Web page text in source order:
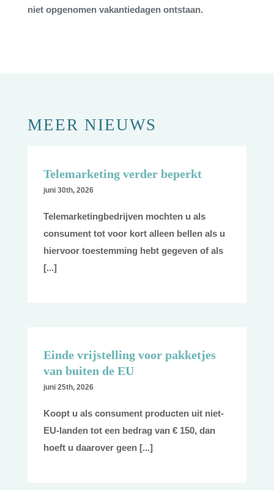
niet opgenomen vakantiedagen ontstaan.
MEER NIEUWS
Telemarketing verder beperkt
juni 30th, 2026
Telemarketingbedrijven mochten u als
consument tot voor kort alleen bellen als u
hiervoor toestemming hebt gegeven of als
[...]
Einde vrijstelling voor pakketjes
van buiten de EU
juni 25th, 2026
Koopt u als consument producten uit niet-
EU-landen tot een bedrag van € 150, dan
hoeft u daarover geen [...]